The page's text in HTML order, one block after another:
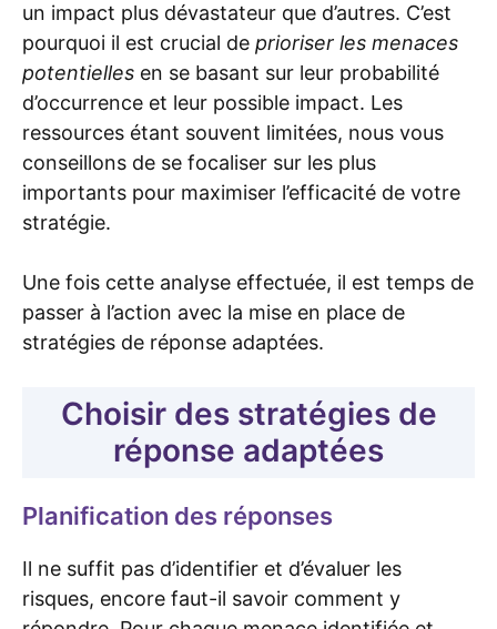
un impact plus dévastateur que d’autres. C’est
pourquoi il est crucial de prioriser les menaces
potentielles en se basant sur leur probabilité
d’occurrence et leur possible impact. Les
ressources étant souvent limitées, nous vous
conseillons de se focaliser sur les plus
importants pour maximiser l’efficacité de votre
stratégie.
Une fois cette analyse effectuée, il est temps de
passer à l’action avec la mise en place de
stratégies de réponse adaptées.
Choisir des stratégies de
réponse adaptées
Planification des réponses
Il ne suffit pas d’identifier et d’évaluer les
risques, encore faut-il savoir comment y